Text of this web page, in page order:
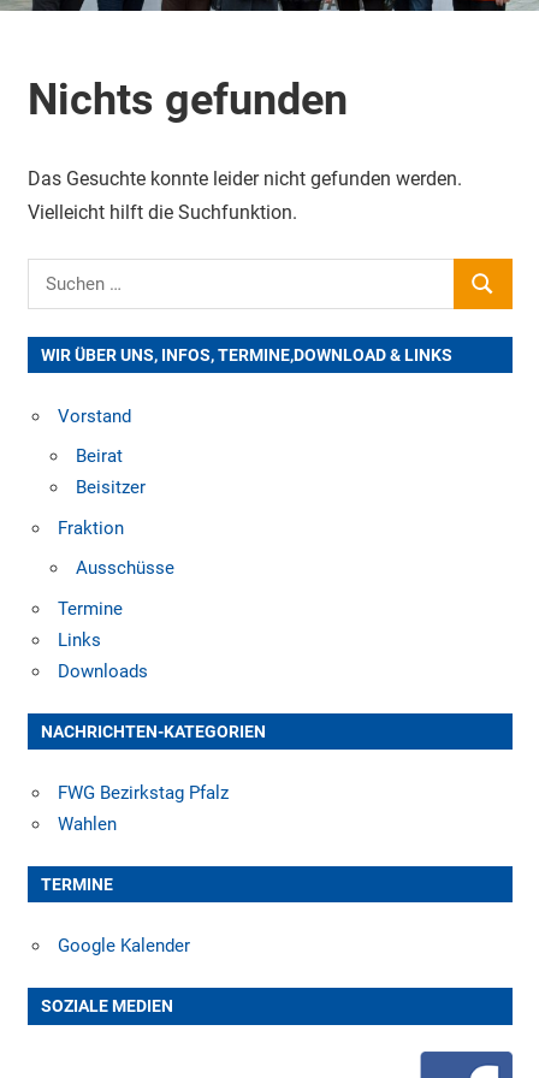
Nichts gefunden
Das Gesuchte konnte leider nicht gefunden werden.
Vielleicht hilft die Suchfunktion.
Suchen
nach:
SUCHEN
WIR ÜBER UNS, INFOS, TERMINE,DOWNLOAD & LINKS
Vorstand
Beirat
Beisitzer
Fraktion
Ausschüsse
Termine
Links
Downloads
NACHRICHTEN-KATEGORIEN
FWG Bezirkstag Pfalz
Wahlen
TERMINE
Google Kalender
SOZIALE MEDIEN